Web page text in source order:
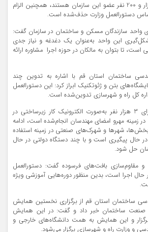
امین مقومی افزود:5 هزار و 200 نفر عضو این سازمان هستند، همچنین الزام
دستورالعمل وزارت حذف‌شده است.
واحد سازندگان مسکن و ساختمان در سازمان گفت:
شکل‌گیری این واحد به‌عنوان یک دغدغه و نیاز جدی
است، تا بتوان به مالکان در حوزه اجرا مشاوره ارائه
ساختمان استان قم با اشاره به تدوین چند
بتن و ژئوتکنیک ابراز کرد: این دستورالعمل
کل راه و شهرسازی تدوین‌شده است.
مقومی با بیان اینکه برای 3 هزار نفر به‌صورت الکترونیک کار زیرساختی در
در زمینه مهرو امضای مهندسان انجام‌شده است، ادامه
شهرها و شهرک‌های صنعتی در زمینه استفاده
حال پیگیری است و با چند دستگاه دولتی در حال
حل شود.
مقاوم‌سازی بافت‌های فرسوده گفت: دستورالعمل
اجرا است، بدین منظور دوره‌هایی آموزشی ویژه
ساختمان استان قم از برگزاری نخستین همایش
صنعت ساختمان خبر داد و گفت: در این همایش
و این همایش به همت دانشگاه‌های خارجی و
و وزارت راه و شهرسازی برگزار می‌شود.